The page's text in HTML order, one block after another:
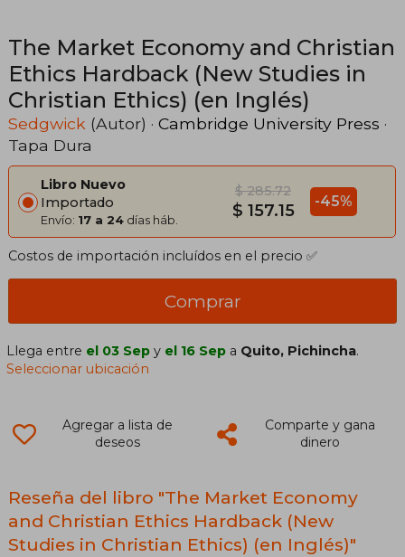
The Market Economy and Christian
Ethics Hardback (New Studies in
Christian Ethics) (en Inglés)
Sedgwick (Autor) · Cambridge University Press ·
Tapa Dura
Libro Nuevo
Importado
Envío: 17 a 24 días háb.
$ 285.72
$ 157.15 -45%
Costos de importación incluídos en el precio ✅
Comprar
Llega entre el 03 Sep y el 16 Sep a Quito, Pichincha.
Seleccionar ubicación
Agregar a lista de
deseos
Comparte y gana
dinero
Reseña del libro "The Market Economy
and Christian Ethics Hardback (New
Studies in Christian Ethics) (en Inglés)"